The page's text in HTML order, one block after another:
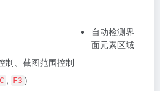
自动检测界
面元素区域
制、截图范围控制
C , F3 )